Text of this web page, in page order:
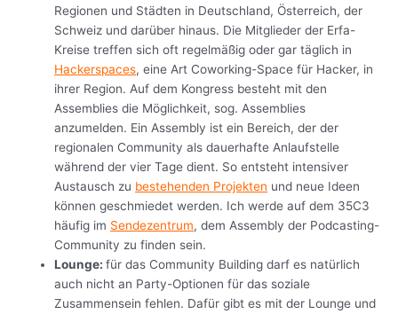
Regionen und Städten in Deutschland, Österreich, der
Schweiz und darüber hinaus. Die Mitglieder der Erfa-
Kreise treffen sich oft regelmäßig oder gar täglich in
Hackerspaces, eine Art Coworking-Space für Hacker, in
ihrer Region. Auf dem Kongress besteht mit den
Assemblies die Möglichkeit, sog. Assemblies
anzumelden. Ein Assembly ist ein Bereich, der der
regionalen Community als dauerhafte Anlaufstelle
während der vier Tage dient. So entsteht intensiver
Austausch zu bestehenden Projekten und neue Ideen
können geschmiedet werden. Ich werde auf dem 35C3
häufig im Sendezentrum, dem Assembly der Podcasting-
Community zu finden sein.
Lounge:für das Community Building darf es natürlich
auch nicht an Party-Optionen für das soziale
Zusammensein fehlen. Dafür gibt es mit der Lounge und